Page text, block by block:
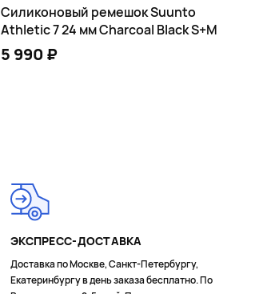
Силиконовый ремешок Suunto
Athletic 7 24 мм Charcoal Black S+M
5 990 ₽
ЭКСПРЕСС-ДОСТАВКА
Доставка по Москве, Санкт-Петербургу,
Екатеринбургу в день заказа бесплатно. По